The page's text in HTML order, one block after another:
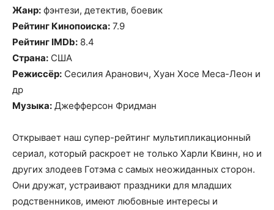
Жанр: фэнтези, детектив, боевик
Рейтинг Кинопоиска: 7.9
Рейтинг IMDb: 8.4
Страна: США
Режиссёр: Сесилия Аранович, Хуан Хосе Меса-Леон и
др
Музыка: Джефферсон Фридман
Открывает наш супер-рейтинг мультипликационный
сериал, который раскроет не только Харли Квинн, но и
других злодеев Готэма с самых неожиданных сторон.
Они дружат, устраивают праздники для младших
родственников, имеют любовные интересы и